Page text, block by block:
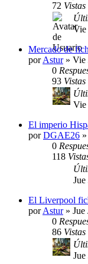
72 Vistas
Vie
Mercado de
porAstur» Vie
0
93 Vistas
Vie
El imperio
porDGAE26 »
0
118
El Liverpool
porAstur» Jue
0
86 Vistas